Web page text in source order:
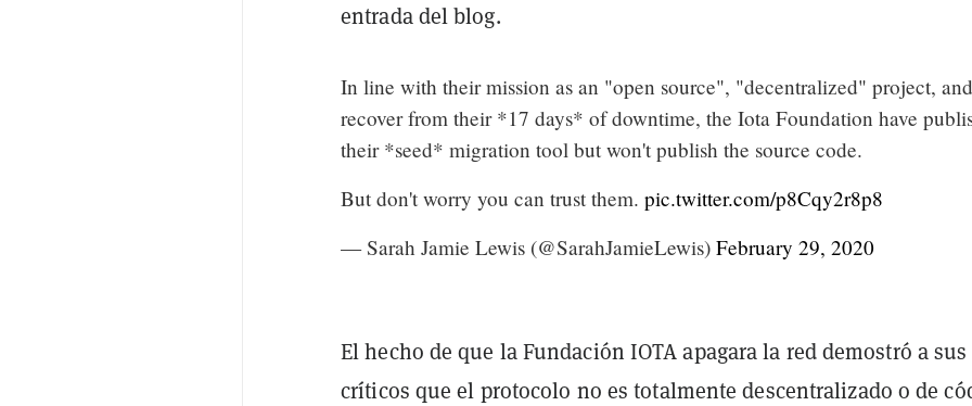
entrada del blog.
In line with their mission as an "open source", "decentralized" project,
recover from their *17 days* of downtime, the Iota Foundation have
their *seed* migration tool but won't publish the source code.
But don't worry you can trust them. pic.twitter.com/p8Cqy2r8p8
— Sarah Jamie Lewis (@SarahJamieLewis) February 29, 2020
El hecho de que la Fundación IOTA apagara la red demostró a sus
críticos que el protocolo no es totalmente descentralizado o de